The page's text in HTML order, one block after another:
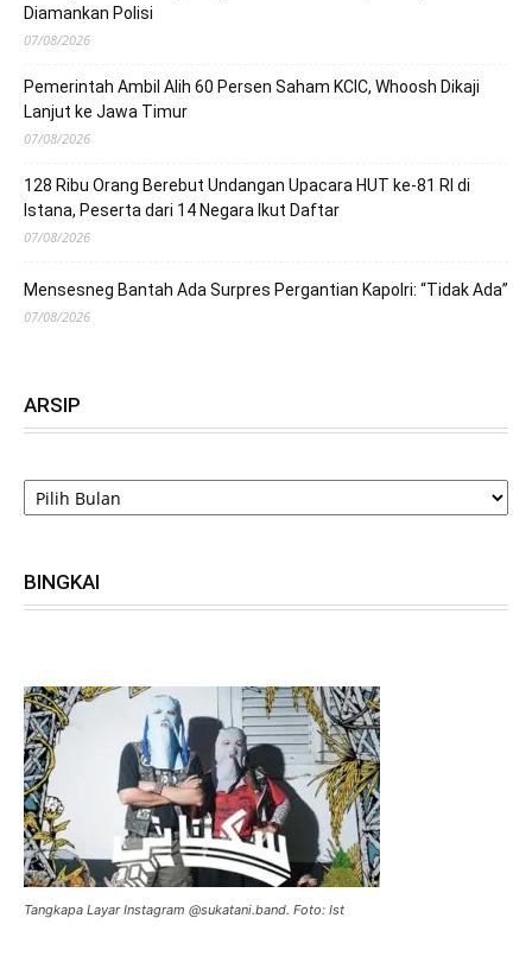
Diamankan Polisi
07/08/2026
Pemerintah Ambil Alih 60 Persen Saham KCIC, Whoosh Dikaji
Lanjut ke Jawa Timur
07/08/2026
128 Ribu Orang Berebut Undangan Upacara HUT ke-81 RI di
Istana, Peserta dari 14 Negara Ikut Daftar
07/08/2026
Mensesneg Bantah Ada Surpres Pergantian Kapolri: “Tidak Ada”
07/08/2026
ARSIP
ARSIP
BINGKAI
Tangkapa Layar Instagram @sukatani.band. Foto: Ist